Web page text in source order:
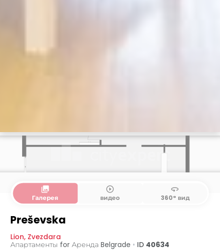
collections
Галерея
play_circle_outline
видео
360
360° вид
Preševska
Lion, Zvezdara
Апартаменты for Аренда Belgrade • ID 40634